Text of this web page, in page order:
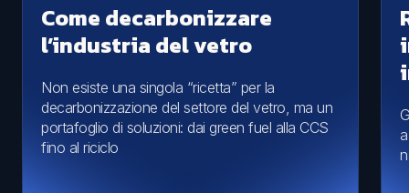
Come decarbonizzare
l’industria del vetro
Non esiste una singola “ricetta” per la
decarbonizzazione del settore del vetro, ma un
portafoglio di soluzioni: dai green fuel alla CCS
fino al riciclo